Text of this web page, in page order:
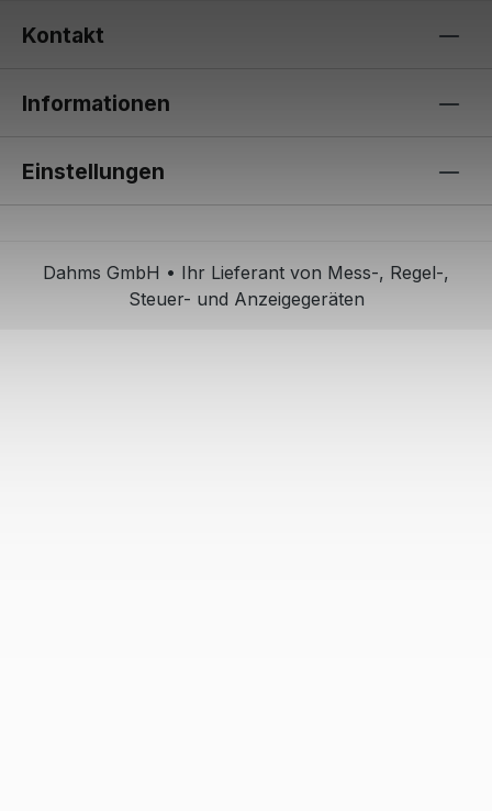
Kontakt
Informationen
Einstellungen
Dahms GmbH • Ihr Lieferant von Mess-, Regel-,
Steuer- und Anzeigegeräten